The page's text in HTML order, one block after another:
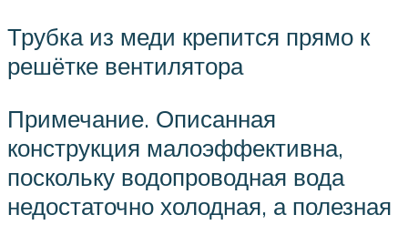
Трубка из меди крепится прямо к
решётке вентилятора
Примечание. Описанная
конструкция малоэффективна,
поскольку водопроводная вода
недостаточно холодная, а полезная